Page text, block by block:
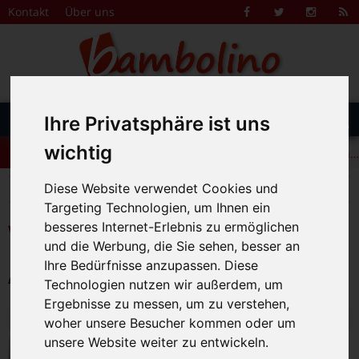
Ihre Privatsphäre ist uns
wichtig
Diese Website verwendet Cookies und
Targeting Technologien, um Ihnen ein
besseres Internet-Erlebnis zu ermöglichen
und die Werbung, die Sie sehen, besser an
Ihre Bedürfnisse anzupassen. Diese
Technologien nutzen wir außerdem, um
Ergebnisse zu messen, um zu verstehen,
woher unsere Besucher kommen oder um
unsere Website weiter zu entwickeln.
Zum Inhalt springen
Kontakt Über uns FacebookTwitter
Menü
nach:
+++ Leolingo: Englischcamp mit Muttersprachlern – auch in Bamberg! +++
Bambolino>Veranstaltungskalender
Veranstaltungskalender
Alle Veranstaltungen am 2.6.2026
Dienstag, 02. Juni 2026
Familienführung in den Kunstsammlungen